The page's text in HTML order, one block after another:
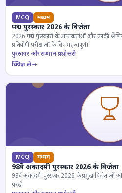
MCQ मध्यम
पद्म पुरस्कार 2026 के विजेता
2026 पद्म पुरस्कारों के प्राप्तकर्ताओं और उनकी
प्रतियोगी परीक्षाओं के लिए महत्वपूर्ण।
पुरस्कार और सम्मान प्रश्नोत्तरी
क्विज़ लें
MCQ मध्यम
98वें अकादमी पुरस्कार 2026 के विजेता
98वें अकादमी पुरस्कार 2026 के प्रमुख विजेताओं और
परखें।